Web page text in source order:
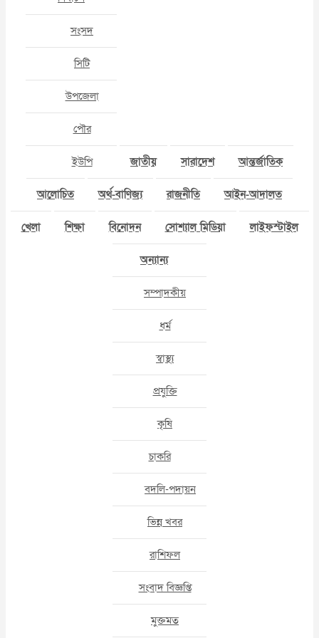
সংসদ
সিটি
উপজেলা
পৌর
ইউপি জাতীয় সারাদেশ আন্তর্জাতিক
আলোচিত অর্থ-বাণিজ্য রাজনীতি আইন-আদালত
খেলা শিক্ষা বিনোদন সোশ্যাল মিডিয়া লাইফস্টাইল
অন্যান্য
সম্পাদকীয়
ধর্ম
স্বাস্থ্য
প্রযুক্তি
কৃষি
চাকরি
বদলি-পদায়ন
ভিন্ন খবর
রাশিফল
সংবাদ বিজ্ঞপ্তি
মুক্তমত